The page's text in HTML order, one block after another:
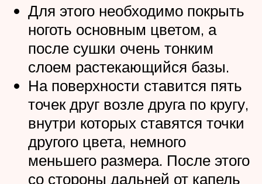
Для этого необходимо покрыть
ноготь основным цветом, а
после сушки очень тонким
слоем растекающийся базы.
На поверхности ставится пять
точек друг возле друга по кругу,
внутри которых ставятся точки
другого цвета, немного
меньшего размера. После этого
со стороны дальней от капель